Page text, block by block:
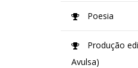
Poesia
Produção
Avulsa)